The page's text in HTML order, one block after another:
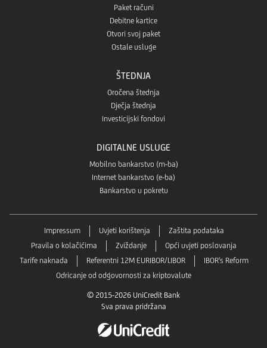
Paket računi
Debitne kartice
Otvori svoj paket
Ostale usluge
ŠTEDNJA
Oročena štednja
Dječja štednja
Investicijski fondovi
DIGITALNE USLUGE
Mobilno bankarstvo (m-ba)
Internet bankarstvo (e-ba)
Bankarstvo u pokretu
Impressum Uvjeti korištenja
Zaštita podataka
Pravila o kolačićima
Zviždanje
Opći uvjeti poslovanja
Tarife naknada
Referentni 12M EURIBOR/LIBOR
IBOR's Reform
Odricanje od odgovornosti za kriptovalute
© 2015-2026 UniCredit Bank
Sva prava pridržana